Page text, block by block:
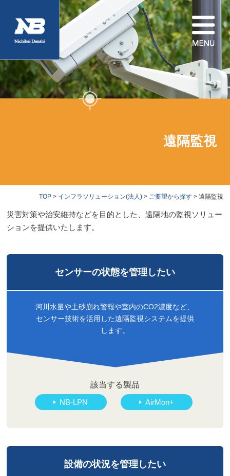
TOP> インフラソリューション(法人)> ご要望から探す> 遠隔監視
遠隔監視
災害対策や治安維持などを目的とした、遠隔地の監視ソリュー
ションを提供いたします。
センサーの状態を管理したい
河川水量や土砂崩れ警報や室内のCO2濃度など、
センサー技術を活用した遠隔監視システムを提供
します。
該当する製品
NB-LPN
AirMon+
設備の状況を管理したい